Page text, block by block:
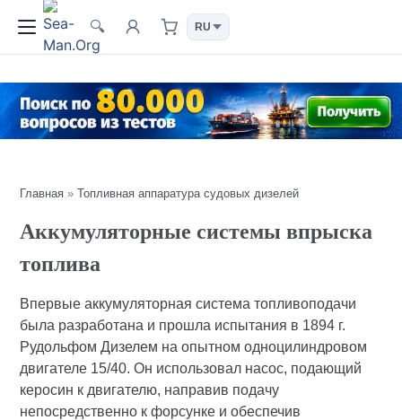
🔍
Главная »Топливная аппаратура судовых дизелей
Аккумуляторные системы впрыска
топлива
Впервые аккумуляторная система топливоподачи
была разработана и прошла испытания в 1894 г.
Рудольфом Дизелем на опытном одноцилиндровом
двигателе 15/40. Он использовал насос, подающий
керосин к двигателю, направив подачу
непосредственно к форсунке иобеспечив